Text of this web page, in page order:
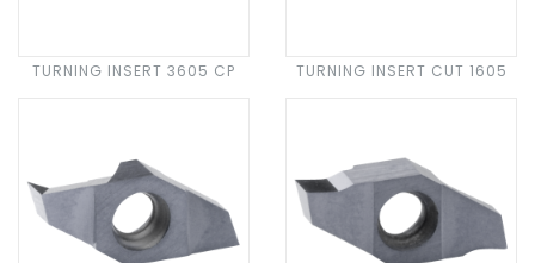
TURNING INSERT 3605 CP TURNING INSERT CUT 1605